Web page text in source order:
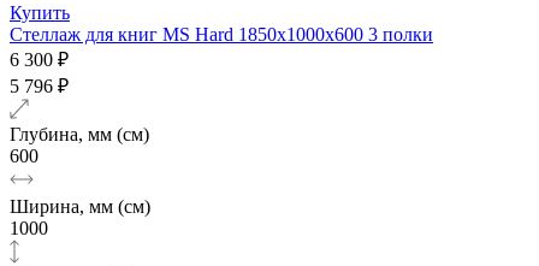
Купить
Стеллаж для книг MS Hard 1850х1000x600 3 полки
6 300 ₽
5 796 ₽
Глубина, мм (см)
600
Ширина, мм (см)
1000